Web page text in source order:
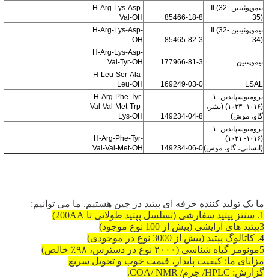
تیموپوئیتین II (32-
35)
85466-18-8
H-Arg-Lys-Asp-
Val-OH
تیموپوئیتین II (32-
34)
85465-82-3
H-Arg-Lys-Asp-
OH
تیموپنتین 177966-81-3
H-Arg-Lys-Asp-
Val-Tyr-OH
LSAL
169249-03-0
H-Leu-Ser-Ala-
Leu-OH
ترومبوسپاندین- ۱
(۱۰۱۶- ۱۰۲۳) (بشر،
گاو، موش)
149234-04-8
H-Arg-Phe-Tyr-
Val-Val-Met-Trp-
Lys-OH
ترومبوسپاندین- ۱
(۱۰۱۶- ۱۰۲۱)
(انسانی، گاو، موش)149234-06-0
H-Arg-Phe-Tyr-
Val-Val-Met-OH
ما یک تولید کننده حرفه ای پپتید در چین هستیم. ما می توانیم:
1. سنتز پپتید سفارشی (تسلسل پپتید طولانی تا 200AA)
3پپتید های آرایشی (بیش از 100 نوع موجود)
4. کاتالوگ پپتید (بیش از 3000 نوع در موجودی)
5مونومر گیاه شناسی (۲۰۰۰ نوع در دسترس، ۹۸٪ خالص)
مزایای ما: کیفیت پایدار، قیمت خوب و تحویل سریع
گزارش: HPLC/ جرم/ COA/ NMR.